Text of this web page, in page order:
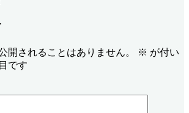
開されることはありません。 ※ が付い
です